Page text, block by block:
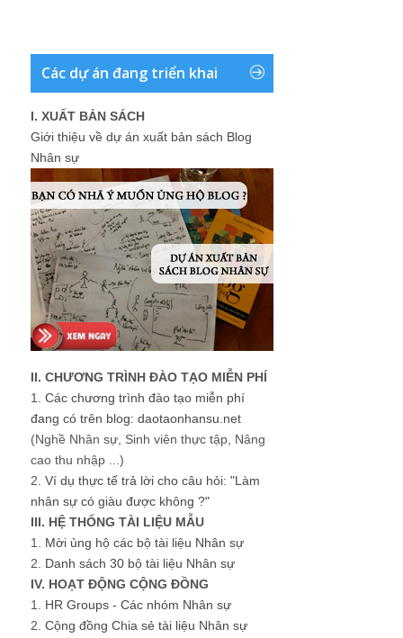
Các dự án đang triển khai
I. XUẤT BẢN SÁCH
Giới thiệu về dự án xuất bản sách Blog
Nhân sự
II. CHƯƠNG TRÌNH ĐÀO TẠO MIỄN PHÍ
1. Các chương trình đào tạo miễn phí
đang có trên blog: daotaonhansu.net
(Nghề Nhân sự, Sinh viên thực tập, Nâng
cao thu nhập ...)
2. Ví dụ thực tế trả lời cho câu hỏi: "Làm
nhân sự có giàu được không ?"
III. HỆ THỐNG TÀI LIỆU MẪU
1. Mời ủng hộ các bộ tài liệu Nhân sự
2. Danh sách 30 bộ tài liệu Nhân sự
IV. HOẠT ĐỘNG CỘNG ĐỒNG
1. HR Groups - Các nhóm Nhân sự
2. Cộng đồng Chia sẻ tài liệu Nhân sự